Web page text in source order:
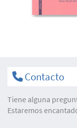
Contacto
Tiene alguna
Estaremos